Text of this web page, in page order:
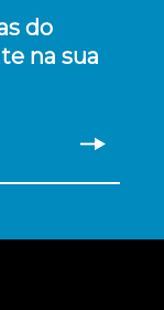
do
na sua